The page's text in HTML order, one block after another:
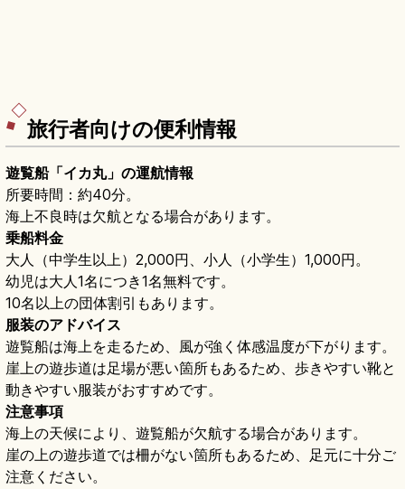
旅行者向けの便利情報
遊覧船「イカ丸」の運航情報
所要時間：約40分。
海上不良時は欠航となる場合があります。
乗船料金
大人（中学生以上）2,000円、小人（小学生）1,000円。
幼児は大人1名につき1名無料です。
10名以上の団体割引もあります。
服装のアドバイス
遊覧船は海上を走るため、風が強く体感温度が下がります。
崖上の遊歩道は足場が悪い箇所もあるため、歩きやすい靴と
動きやすい服装がおすすめです。
注意事項
海上の天候により、遊覧船が欠航する場合があります。
崖の上の遊歩道では柵がない箇所もあるため、足元に十分ご
注意ください。